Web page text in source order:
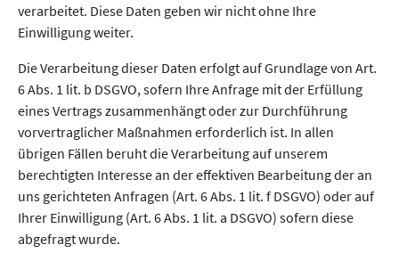
verarbeitet. Diese Daten geben wir nicht ohne Ihre
Einwilligung weiter.
Die Verarbeitung dieser Daten erfolgt auf Grundlage von Art.
6 Abs. 1 lit. b DSGVO, sofern Ihre Anfrage mit der Erfüllung
eines Vertrags zusammenhängt oder zur Durchführung
vorvertraglicher Maßnahmen erforderlich ist. In allen
übrigen Fällen beruht die Verarbeitung auf unserem
berechtigten Interesse an der effektiven Bearbeitung der an
uns gerichteten Anfragen (Art. 6 Abs. 1 lit. f DSGVO) oder auf
Ihrer Einwilligung (Art. 6 Abs. 1 lit. a DSGVO) sofern diese
abgefragt wurde.